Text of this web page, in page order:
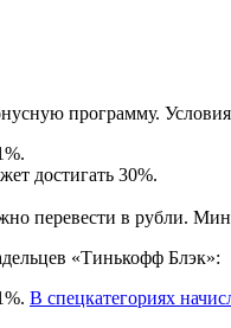
программу.
достигать 30%.
перевести в рубли.
«Тинькофф Блэк»:
В спецкатегориях